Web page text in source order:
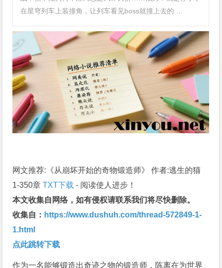
在星穹列车上装撞角，让列车看见boss就撞上去的 …
网文推荐:《从崩坏开始的奇物锻造师》 作者:逃生的猫
1-350章TXT下载 - 阅读使人进步！
本文收集自网络，如有侵权请联系我们将尽快删除。
收集自： https://www.dushuh.com/thread-572849-1-
1.html
点此跳转下载
作为一名能够锻造出奇迹之物的锻造师，陈离在为世界